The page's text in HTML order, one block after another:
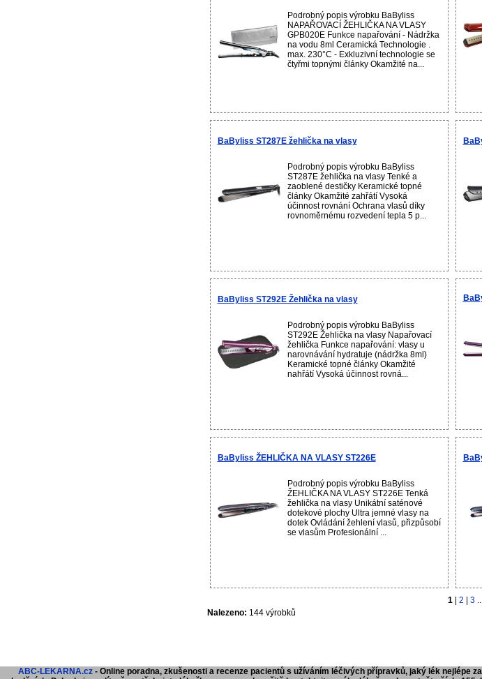
Podrobný popis výrobku BaByliss
NAPAŘOVACÍ ŽEHLIČKA NA VLASY
GPB020E Funkce napařování - Nádržka
na vodu 8ml Ceramická Technologie .
max. 230°C - Exkluzivní technologie se
čtyřmi topnými články Okamžité na...
BaByliss ST287E žehlička na vlasy
Podrobný popis výrobku BaByliss
ST287E žehlička na vlasy Tenké a
zaoblené destičky Keramické topné
články Okamžité zahřátí Vysoká
účinnost rovnání Ochrana vlasů díky
rovnoměrnému rozvedení tepla 5 p...
BaByliss ST292E Žehlička na vlasy
Podrobný popis výrobku BaByliss
ST292E Žehlička na vlasy Napařovací
žehlička Funkce napařování: vlasy u
narovnávání hydratuje (nádržka 8ml)
Keramické topné články Okamžité
nahřátí Vysoká účinnost rovná...
BaByliss ŽEHLIČKA NA VLASY ST226E
Podrobný popis výrobku BaByliss
ŽEHLIČKA NA VLASY ST226E Tenká
žehlička na vlasy Unikátní saténové
dotekové plochy Ultra jemné vlasy na
dotek Ovládání žehlení vlasů, přizpůsobí
se vlasům Profesionální ...
1 2 3
Nalezeno: 144 výrobků
ABC-LEKARNA.cz - Online poradna, zkušenosti a recenze pacientů s užíváním léčivých přípravků, jaký lék nejlépe